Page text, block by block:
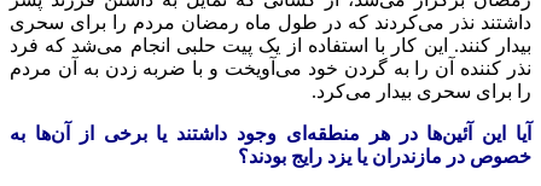
داشتند نذر
می‌کردند که در طول ماه رمضان مردم را برای سحری
بیدار کنند. این کار با استفاده از یک پیت حلبی انجام می‌شد که فرد
نذر کننده آن را به گردن خود می‌آویخت و با ضربه زدن به آن مردم
را برای سحری بیدار می‌کرد.
آیا این آئین‌ها در هر منطقه‌ای وجود داشتند یا برخی از آن‌ها به
خصوص در مازندران یا یزد رایج بودند؟